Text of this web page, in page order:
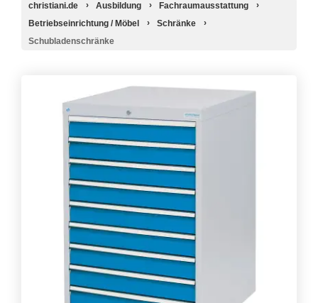
christiani.de Ausbildung
Fachraumausstattung
Betriebseinrichtung / Möbel
Schränke
Schubladenschränke